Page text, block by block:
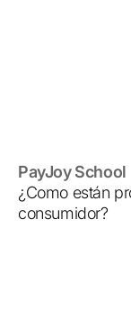
PayJoy School
¿Como están
consumidor?